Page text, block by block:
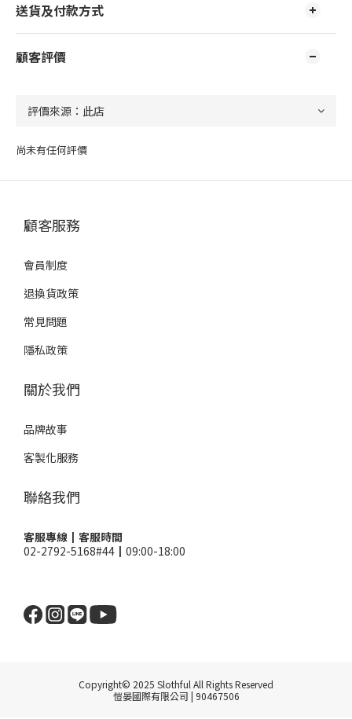
送貨及付款方式
顧客評價
尚未有任何評價
顧客服務
會員制度
退換貨政策
常見問題
隱私政策
關於我們
品牌故事
客製化服務
聯絡我們
客服專線┃客服時間
02-2792-5168#44┃09:00-18:00
Copyright© 2025 Slothful All Rights Reserved
愷晏國際有限公司 | 90467506